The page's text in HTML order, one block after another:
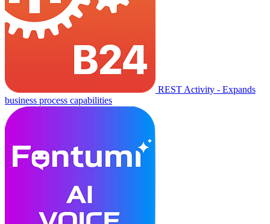
REST Activity - Expands
business process capabilities